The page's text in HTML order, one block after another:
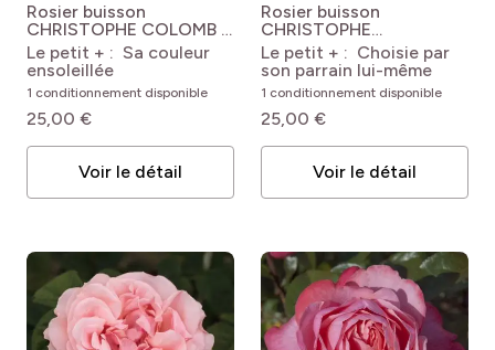
Rosier buisson
CHRISTOPHE COLOMB ®
Meironsse
Rosa
'Meironsse' CHRISTOPHE
COLOMB®
Le petit + : Sa couleur
ensoleillée
1 conditionnement disponible
25,00 €
Voir le détail
Rosier buisson
CHRISTOPHE
DECHAVANNE ®
Meibarbaru Rosa
'Meibarbaru'
CHRISTOPHE
DECHAVANNE®
Le petit + : Choisie par
son parrain lui-même
1 conditionnement disponible
25,00 €
Voir le détail